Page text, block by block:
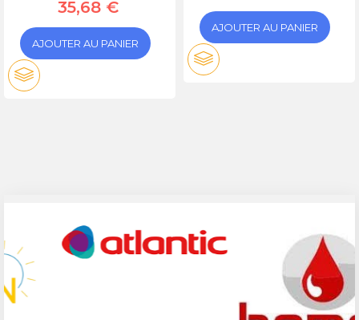
35,68 €
AJOUTER AU PANIER
AJOUTER AU PANIER